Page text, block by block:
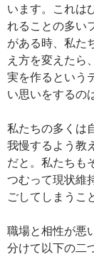
います。これは
れることの多い
がある時、私た
え方を変えたら
実を作るという
い思いをするの
私たちの多くは
我慢するよう教
だと。私たちも
つむって現状維
ごしてしまうこ
職場と相性が悪
分けて以下の二